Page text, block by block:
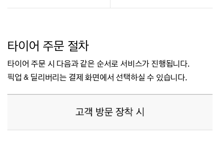
타이어 주문 절차
타이어 주문 시 다음과 같은 순서로 서비스가 진행됩니다.
픽업 & 딜리버리는 결제 화면에서 선택하실 수 있습니다.